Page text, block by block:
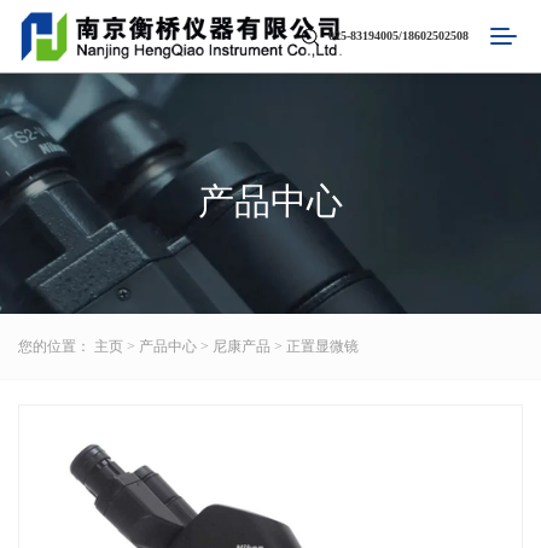
025-83194005/18602502508
产品中心
您的位置： 主页 > 产品中心 > 尼康产品 > 正置显微镜